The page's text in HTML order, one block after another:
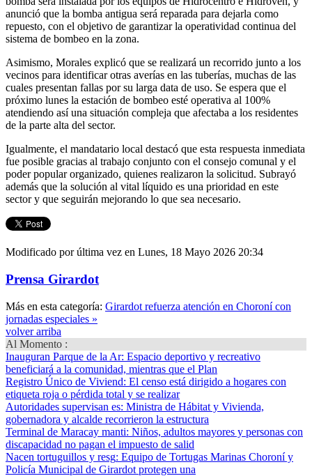
anunció que la bomba antigua será reparada para dejarla como
repuesto, con el objetivo de garantizar la operatividad continua del
sistema de bombeo en la zona.
Asimismo, Morales explicó que se realizará un recorrido junto a los
vecinos para identificar otras averías en las tuberías, muchas de las
cuales presentan fallas por su larga data de uso. Se espera que el
próximo lunes la estación de bombeo esté operativa al 100%
atendiendo así una situación compleja que afectaba a los residentes
de la parte alta del sector.
Igualmente, el mandatario local destacó que esta respuesta inmediata
fue posible gracias al trabajo conjunto con el consejo comunal y el
poder popular organizado, quienes realizaron la solicitud. Subrayó
además que la solución al vital líquido es una prioridad en este
sector y que seguirán mejorando lo que sea necesario.
Modificado por última vez en Lunes, 18 Mayo 2026 20:34
Prensa Girardot
Más en esta categoría: Girardot refuerza atención en Choroní con
jornadas especiales »
volver arriba
Al Momento :
Inauguran Parque de la Ar: Espacio deportivo y recreativo
beneficiará a la comunidad, mientras que el Plan
Registro Único de Viviend: El censo está dirigido a hogares con
etiqueta roja o pérdida total y se realizar
Autoridades supervisan es: Ministra de Hábitat y Vivienda,
gobernadora y alcalde recorrieron la estructura
Terminal de Maracay manti: Niños, adultos mayores y personas con
discapacidad no pagan el impuesto de salid
Nacen tortuguillos y resg: Equipo de Tortugas Marinas Choroní y
Policía Municipal de Girardot protegen una